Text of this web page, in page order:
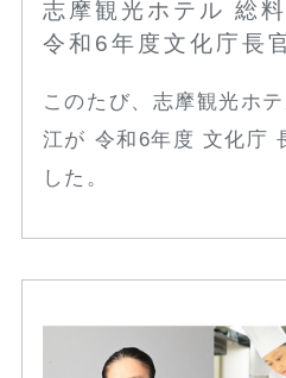
志摩観光ホテル 総
令和6年度文化庁
このたび、志摩観光ホ
江が 令和6年度 文化庁
した。